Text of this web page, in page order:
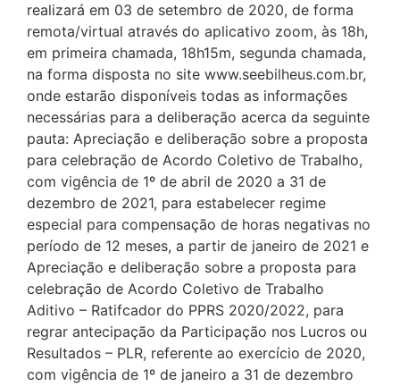
realizará em 03 de setembro de 2020, de forma
remota/virtual através do aplicativo zoom, às 18h,
em primeira chamada, 18h15m, segunda chamada,
na forma disposta no site www.seebilheus.com.br,
onde estarão disponíveis todas as informações
necessárias para a deliberação acerca da seguinte
pauta: Apreciação e deliberação sobre a proposta
para celebração de Acordo Coletivo de Trabalho,
com vigência de 1º de abril de 2020 a 31 de
dezembro de 2021, para estabelecer regime
especial para compensação de horas negativas no
período de 12 meses, a partir de janeiro de 2021 e
Apreciação e deliberação sobre a proposta para
celebração de Acordo Coletivo de Trabalho
Aditivo – Ratifcador do PPRS 2020/2022, para
regrar antecipação da Participação nos Lucros ou
Resultados – PLR, referente ao exercício de 2020,
com vigência de 1º de janeiro a 31 de dezembro